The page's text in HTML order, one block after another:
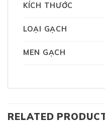
KÍCH THƯỚC
LOẠI GẠCH
MEN GẠCH
RELATED